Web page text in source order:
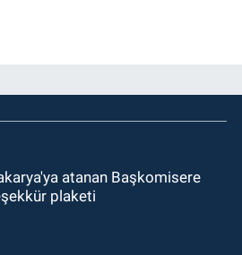
atanan Başkomisere
plaketi